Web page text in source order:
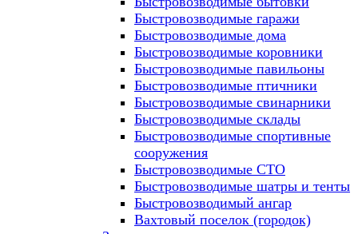
Быстровозводимые гаражи
Быстровозводимые дома
Быстровозводимые коровники
Быстровозводимые павильоны
Быстровозводимые птичники
Быстровозводимые свинарники
Быстровозводимые склады
Быстровозводимые спортивные
сооружения
Быстровозводимые СТО
Быстровозводимые шатры и тенты
Быстровозводимый ангар
Вахтовый поселок (городок)